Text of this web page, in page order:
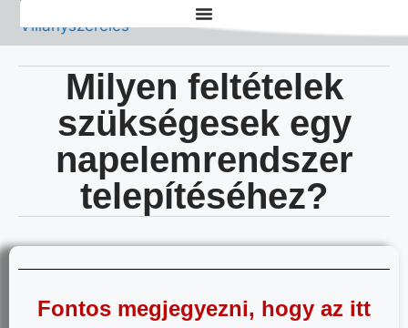
Milyen feltételek
szükségesek egy
napelemrendszer
telepítéséhez?
Fontos megjegyezni, hogy az itt